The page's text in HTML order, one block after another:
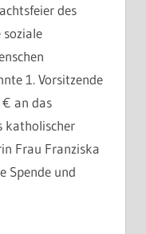
des
1. Vorsitzende
an das
katholischer
Frau Franziska
Spende und